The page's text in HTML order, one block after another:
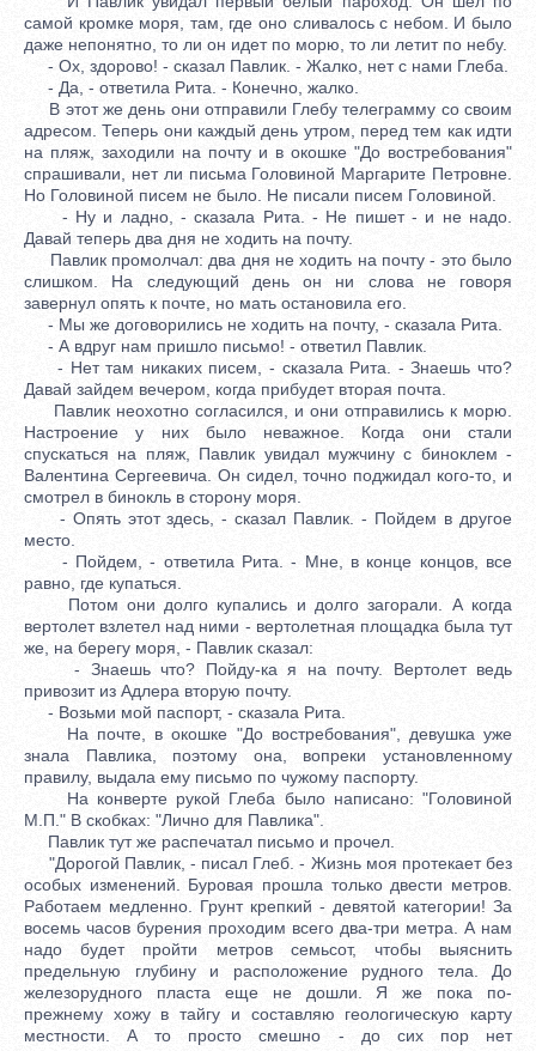
самой кромке моря, там, где оно сливалось с небом. И было
даже непонятно, то ли он идет по морю, то ли летит по небу.
- Ох, здорово! - сказал Павлик. - Жалко, нет с нами Глеба.
- Да, - ответила Рита. - Конечно, жалко.
В этот же день они отправили Глебу телеграмму со своим
адресом. Теперь они каждый день утром, перед тем как идти
на пляж, заходили на почту и в окошке "До востребования"
спрашивали, нет ли письма Головиной Маргарите Петровне.
Но Головиной писем не было. Не писали писем Головиной.
- Ну и ладно, - сказала Рита. - Не пишет - и не надо.
Давай теперь два дня не ходить на почту.
Павлик промолчал: два дня не ходить на почту - это было
слишком. На следующий день он ни слова не говоря
завернул опять к почте, но мать остановила его.
- Мы же договорились не ходить на почту, - сказала Рита.
- А вдруг нам пришло письмо! - ответил Павлик.
- Нет там никаких писем, - сказала Рита. - Знаешь что?
Давай зайдем вечером, когда прибудет вторая почта.
Павлик неохотно согласился, и они отправились к морю.
Настроение у них было неважное. Когда они стали
спускаться на пляж, Павлик увидал мужчину с биноклем -
Валентина Сергеевича. Он сидел, точно поджидал кого-то, и
смотрел в бинокль в сторону моря.
- Опять этот здесь, - сказал Павлик. - Пойдем в другое
место.
- Пойдем, - ответила Рита. - Мне, в конце концов, все
равно, где купаться.
Потом они долго купались и долго загорали. А когда
вертолет взлетел над ними - вертолетная площадка была тут
же, на берегу моря, - Павлик сказал:
- Знаешь что? Пойду-ка я на почту. Вертолет ведь
привозит из Адлера вторую почту.
- Возьми мой паспорт, - сказала Рита.
На почте, в окошке "До востребования", девушка уже
знала Павлика, поэтому она, вопреки установленному
правилу, выдала ему письмо по чужому паспорту.
На конверте рукой Глеба было написано: "Головиной
М.П." В скобках: "Лично для Павлика".
Павлик тут же распечатал письмо и прочел.
"Дорогой Павлик, - писал Глеб. - Жизнь моя протекает без
особых изменений. Буровая прошла только двести метров.
Работаем медленно. Грунт крепкий - девятой категории! За
восемь часов бурения проходим всего два-три метра. А нам
надо будет пройти метров семьсот, чтобы выяснить
предельную глубину и расположение рудного тела. До
железорудного пласта еще не дошли. Я же пока по-
прежнему хожу в тайгу и составляю геологическую карту
местности. А то просто смешно - до сих пор нет